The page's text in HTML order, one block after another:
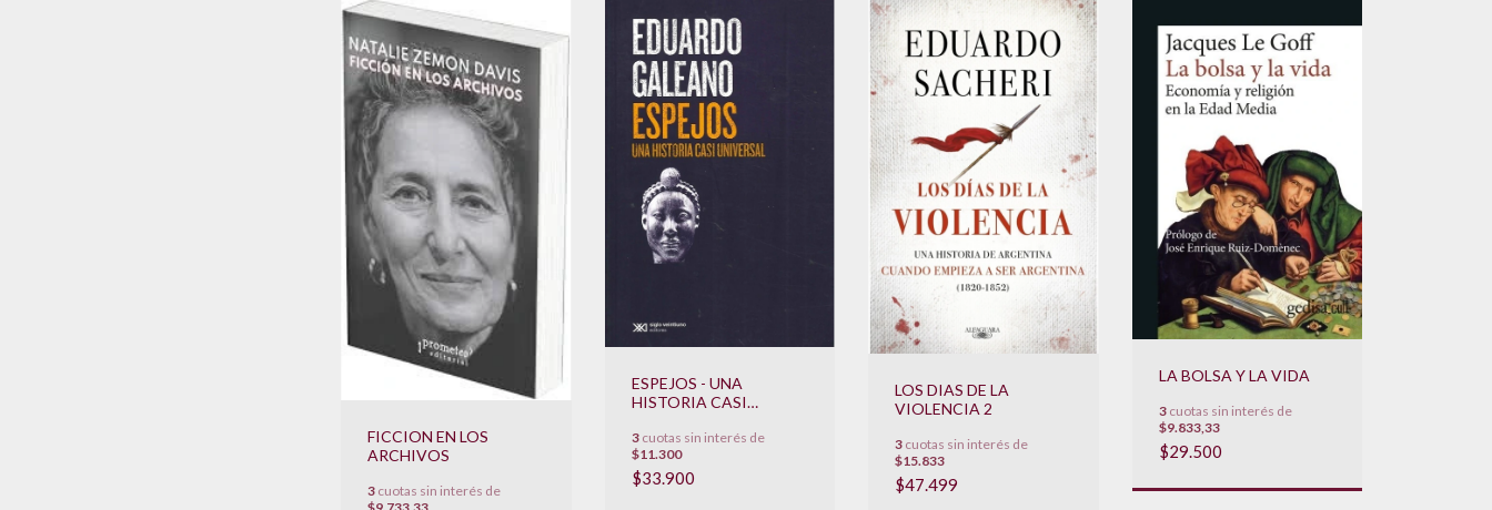
FICCION EN LOS
ARCHIVOS
3 cuotas sin interés de
ESPEJOS - UNA
HISTORIA CASI
3cuotas sin interés de
$11.300
$33.900
LOS DIAS DE LA
VIOLENCIA 2
3 cuotas sin interés de
$15.833
$47.499
LA BOLSA Y LA VIDA
3cuotas sin interés de
$9.833,33
$29.500